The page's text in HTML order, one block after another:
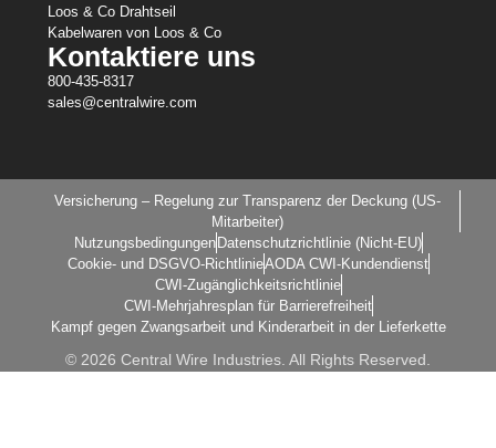
Loos & Co Drahtseil
Kabelwaren von Loos & Co
Kontaktiere uns
800-435-8317
sales@centralwire.com
Versicherung – Regelung zur Transparenz der Deckung (US-
Mitarbeiter)
Nutzungsbedingungen Datenschutzrichtlinie (Nicht-EU)
Cookie- und DSGVO-RichtlinieAODA CWI-Kundendienst
CWI-Zugänglichkeitsrichtlinie
CWI-Mehrjahresplan für Barrierefreiheit
Kampf gegen Zwangsarbeit und Kinderarbeit in der Lieferkette
© 2026 Central Wire Industries. All Rights Reserved.